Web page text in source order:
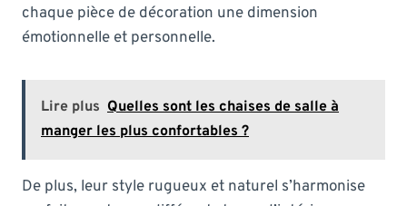
chaque pièce de décoration une dimension
émotionnelle et personnelle.
Lire plus Quelles sont les chaises de salle à
manger les plus confortables ?
De plus, leur style rugueux et naturel s’harmonise